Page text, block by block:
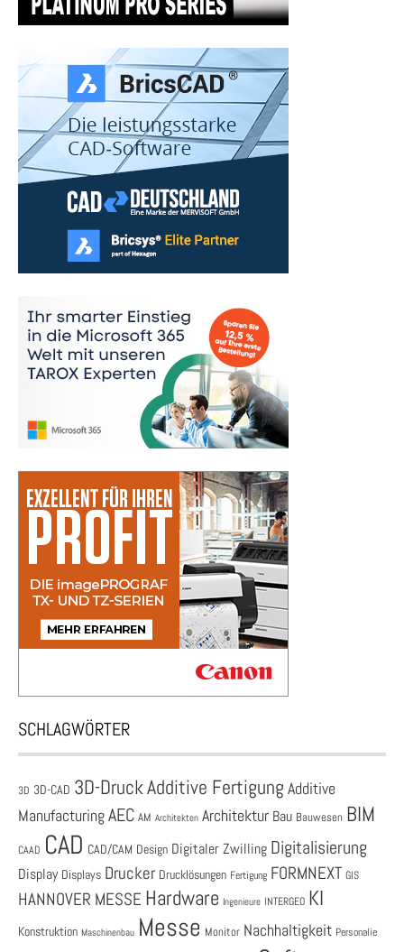
SCHLAGWÖRTER
3D 3D-CAD 3D-DruckAdditive Fertigung Additive
ManufacturingAEC AM Architekten Architektur Bau Bauwesen BIM
CAAD CAD CAD/CAM Design Digitaler Zwilling Digitalisierung
Display Displays Drucker Drucklösungen Fertigung FORMNEXT GIS
HANNOVER MESSE Hardware Ingenieure INTERGEO KI
Konstruktion Maschinenbau Messe Monitor Nachhaltigkeit Personalie